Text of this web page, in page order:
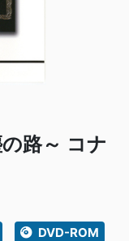
路～ コナ
DVD-ROM